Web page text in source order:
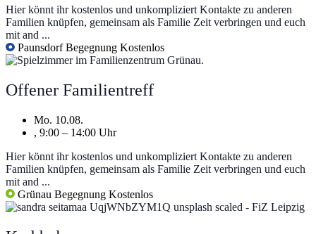
Hier könnt ihr kostenlos und unkompliziert Kontakte zu anderen
Familien knüpfen, gemeinsam als Familie Zeit verbringen und euch
mit and ...
PaunsdorfBegegnung Kostenlos
Offener Familientreff
Mo. 10.08.
, 9:00 – 14:00 Uhr
Hier könnt ihr kostenlos und unkompliziert Kontakte zu anderen
Familien knüpfen, gemeinsam als Familie Zeit verbringen und euch
mit and ...
GrünauBegegnung Kostenlos